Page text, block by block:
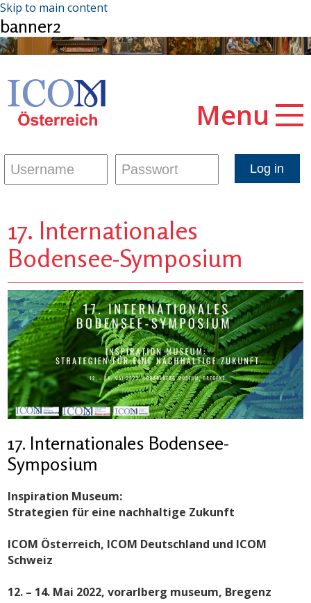
Skip to main content
banner2
Menu
17. Internationales
Bodensee-Symposium
17. Internationales Bodensee-
Symposium
Inspiration Museum:
Strategien für eine nachhaltige Zukunft
ICOM Österreich, ICOM Deutschland und ICOM
Schweiz
12. – 14. Mai 2022, vorarlberg museum, Bregenz